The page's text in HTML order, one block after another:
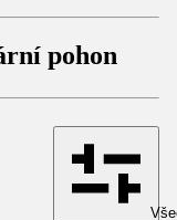
pohon